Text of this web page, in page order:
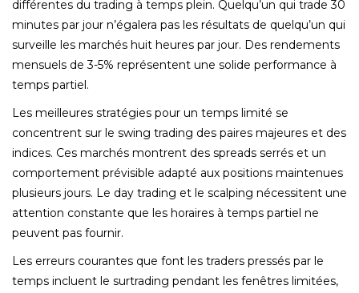
différentes du trading à temps plein. Quelqu’un qui trade 30
minutes par jour n’égalera pas les résultats de quelqu’un qui
surveille les marchés huit heures par jour. Des rendements
mensuels de 3-5% représentent une solide performance à
temps partiel.
Les meilleures stratégies pour un temps limité se
concentrent sur le swing trading des paires majeures et des
indices. Ces marchés montrent des spreads serrés et un
comportement prévisible adapté aux positions maintenues
plusieurs jours. Le day trading et le scalping nécessitent une
attention constante que les horaires à temps partiel ne
peuvent pas fournir.
Les erreurs courantes que font les traders pressés par le
temps incluent le surtrading pendant les fenêtres limitées,